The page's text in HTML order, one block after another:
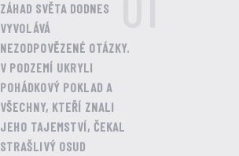
ZÁHAD SVĚTA DODNES
VYVOLÁVÁ
NEZODPOVĚZENÉ OTÁZKY.
V PODZEMÍ UKRYLI
POHÁDKOVÝ POKLAD A
VŠECHNY, KTEŘÍ ZNALI
JEHO TAJEMSTVÍ, ČEKAL
STRAŠLIVÝ OSUD